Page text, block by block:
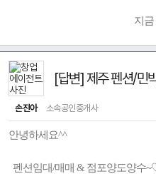
지금 바로 연락
[답변] 제주 펜션/민
손진아 소속공인중개사
안녕하세요^^
펜션임대/매매 & 점포양도양수